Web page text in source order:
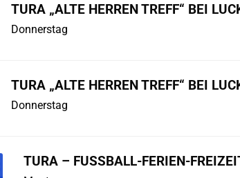
TURA „ALTE HERREN TREFF“ BEI
Donnerstag
TURA „ALTE HERREN TREFF“ BEI
Donnerstag
TURA – FUSSBALL-FERIEN-FREIZEIT